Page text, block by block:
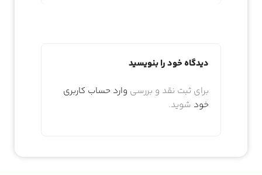
دیدگاه خود را بنویسید
برای ثبت نقد و بررسی وارد حساب کاربری
خود شوید.